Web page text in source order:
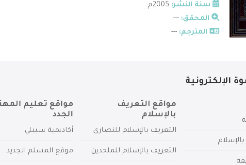
سنة النشر:
المحقق: ---
المترجم: ---
الإلكترونية
مواقع التعريف
بالإسلام
التعريف بالإسلام للنصارى
التعريف بالإسلام للملحدين
مواقع تعليم
الجدد
أكاديمية سبيلي
موقع المسلم الجديد